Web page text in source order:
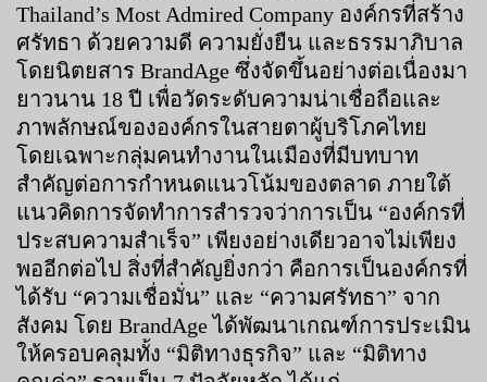
Thailand’s Most Admired Company องค์กรที่สร้าง
ศรัทธา ด้วยความดี ความยั่งยืน และธรรมาภิบาล
โดยนิตยสาร BrandAge ซึ่งจัดขึ้นอย่างต่อเนื่องมา
ยาวนาน 18 ปี เพื่อวัดระดับความน่าเชื่อถือและ
ภาพลักษณ์ขององค์กรในสายตาผู้บริโภคไทย
โดยเฉพาะกลุ่มคนทำงานในเมืองที่มีบทบาท
สำคัญต่อการกำหนดแนวโน้มของตลาด ภายใต้
แนวคิดการจัดทำการสำรวจว่าการเป็น “องค์กรที่
ประสบความสำเร็จ” เพียงอย่างเดียวอาจไม่เพียง
พออีกต่อไป สิ่งที่สำคัญยิ่งกว่า คือการเป็นองค์กรที่
ได้รับ “ความเชื่อมั่น” และ “ความศรัทธา” จาก
สังคม โดย BrandAge ได้พัฒนาเกณฑ์การประเมิน
ให้ครอบคลุมทั้ง “มิติทางธุรกิจ” และ “มิติทาง